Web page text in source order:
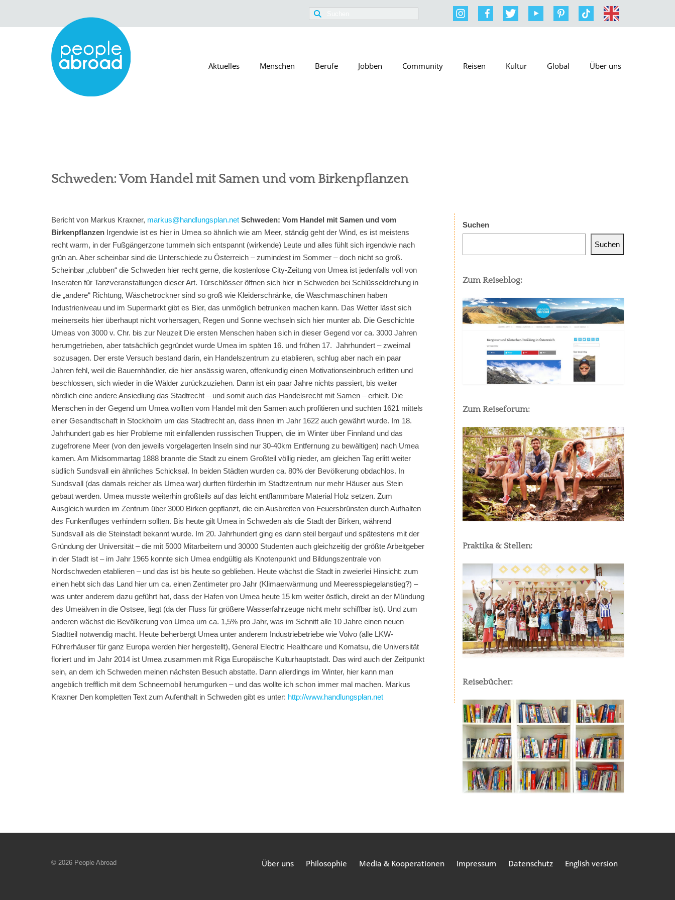
Suchen
nach:
Aktuelles Menschen Berufe Jobben Community Reisen Kultur Global Über uns
Schweden: Vom Handel mit Samen und vom Birkenpflanzen
Bericht von Markus Kraxner, markus@handlungsplan.net Schweden: Vom Handel mit Samen und vom
Birkenpflanzen Irgendwie ist es hier in Umea so ähnlich wie am Meer, ständig geht der Wind, es ist meistens
recht warm, in der Fußgängerzone tummeln sich entspannt (wirkende) Leute und alles fühlt sich irgendwie nach
grün an. Aber scheinbar sind die Unterschiede zu Österreich – zumindest im Sommer – doch nicht so groß.
Scheinbar „clubben“ die Schweden hier recht gerne, die kostenlose City-Zeitung von Umea ist jedenfalls voll von
Inseraten für Tanzveranstaltungen dieser Art. Türschlösser öffnen sich hier in Schweden bei Schlüsseldrehung in
die „andere“ Richtung, Wäschetrockner sind so groß wie Kleiderschränke, die Waschmaschinen haben
Industrieniveau und im Supermarkt gibt es Bier, das unmöglich betrunken machen kann. Das Wetter lässt sich
meinerseits hier überhaupt nicht vorhersagen, Regen und Sonne wechseln sich hier munter ab. Die Geschichte
Umeas von 3000 v. Chr. bis zur Neuzeit Die ersten Menschen haben sich in dieser Gegend vor ca. 3000 Jahren
herumgetrieben, aber tatsächlich gegründet wurde Umea im späten 16. und frühen 17. Jahrhundert – zweimal
sozusagen. Der erste Versuch bestand darin, ein Handelszentrum zu etablieren, schlug aber nach ein paar
Jahren fehl, weil die Bauernhändler, die hier ansässig waren, offenkundig einen Motivationseinbruch erlitten und
beschlossen, sich wieder in die Wälder zurückzuziehen. Dann ist ein paar Jahre nichts passiert, bis weiter
nördlich eine andere Ansiedlung das Stadtrecht – und somit auch das Handelsrecht mit Samen – erhielt. Die
Menschen in der Gegend um Umea wollten vom Handel mit den Samen auch profitieren und suchten 1621 mittels
einer Gesandtschaft in Stockholm um das Stadtrecht an, dass ihnen im Jahr 1622 auch gewährt wurde. Im 18.
Jahrhundert gab es hier Probleme mit einfallenden russischen Truppen, die im Winter über Finnland und das
zugefrorene Meer (von den jeweils vorgelagerten Inseln sind nur 30-40km Entfernung zu bewältigen) nach Umea
kamen. Am Midsommartag 1888 brannte die Stadt zu einem Großteil völlig nieder, am gleichen Tag erlitt weiter
südlich Sundsvall ein ähnliches Schicksal. In beiden Städten wurden ca. 80% der Bevölkerung obdachlos. In
Sundsvall (das damals reicher als Umea war) durften fürderhin im Stadtzentrum nur mehr Häuser aus Stein
gebaut werden. Umea musste weiterhin großteils auf das leicht entflammbare Material Holz setzen. Zum
Ausgleich wurden im Zentrum über 3000 Birken gepflanzt, die ein Ausbreiten von Feuersbrünsten durch Aufhalten
des Funkenfluges verhindern sollten. Bis heute gilt Umea in Schweden als die Stadt der Birken, während
Sundsvall als die Steinstadt bekannt wurde. Im 20. Jahrhundert ging es dann steil bergauf und spätestens mit der
Gründung der Universität – die mit 5000 Mitarbeitern und 30000 Studenten auch gleichzeitig der größte Arbeitgeber
in der Stadt ist – im Jahr 1965 konnte sich Umea endgültig als Knotenpunkt und Bildungszentrale von
Nordschweden etablieren – und das ist bis heute so geblieben. Heute wächst die Stadt in zweierlei Hinsicht: zum
einen hebt sich das Land hier um ca. einen Zentimeter pro Jahr (Klimaerwärmung und Meeresspiegelanstieg?) –
was unter anderem dazu geführt hat, dass der Hafen von Umea heute 15 km weiter östlich, direkt an der Mündung
des Umeälven in die Ostsee, liegt (da der Fluss für größere Wasserfahrzeuge nicht mehr schiffbar ist). Und zum
anderen wächst die Bevölkerung von Umea um ca. 1,5% pro Jahr, was im Schnitt alle 10 Jahre einen neuen
Stadtteil notwendig macht. Heute beherbergt Umea unter anderem Industriebetriebe wie Volvo (alle LKW-
Führerhäuser für ganz Europa werden hier hergestellt), General Electric Healthcare und Komatsu, die Universität
floriert und im Jahr 2014 ist Umea zusammen mit Riga Europäische Kulturhauptstadt. Das wird auch der Zeitpunkt
sein, an dem ich Schweden meinen nächsten Besuch abstatte. Dann allerdings im Winter, hier kann man
angeblich trefflich mit dem Schneemobil herumgurken – und das wollte ich schon immer mal machen. Markus
Kraxner Den kompletten Text zum Aufenthalt in Schweden gibt es unter: http://www.handlungsplan.net
Suchen
Suchen
Zum Reiseblog:
Zum Reiseforum:
Praktika & Stellen:
Reisebücher:
Über uns Philosophie Media & Kooperationen Impressum Datenschutz English version
© 2026 People Abroad